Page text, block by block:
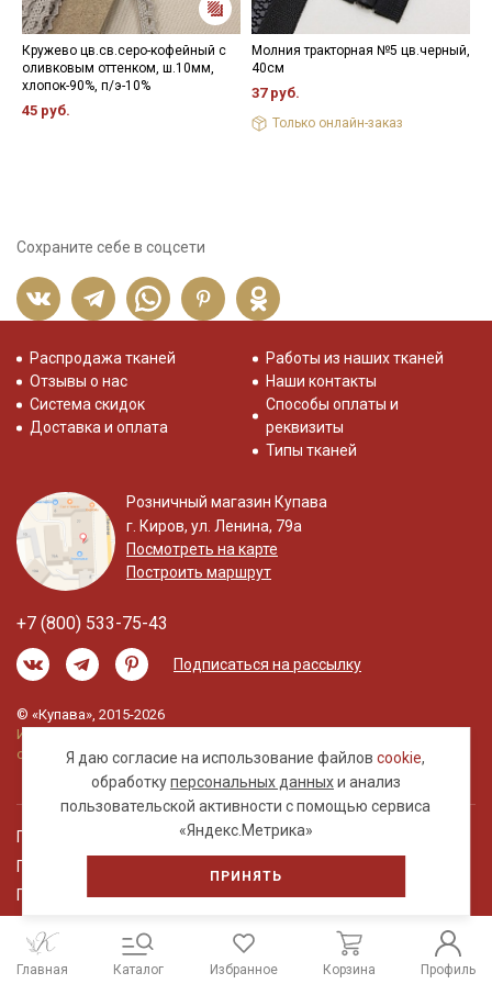
Кружево цв.св.серо-кофейный с
оливковым оттенком, ш.10мм,
хлопок-90%, п/э-10%
45 руб.
Молния тракторная №5 цв.черный,
40см
37 руб.
Только онлайн-заказ
Сохраните себе в соцсети
Я даю согласие на использование файловcookie,
обработкуперсональных данныхи анализ
пользовательской активности с помощью сервиса
«Яндекс.Метрика»
ПРИНЯТЬ
Распродажа тканей
Отзывы о нас
Система скидок
Доставка и оплата
Работы из наших тканей
Наши контакты
Способы оплаты и
реквизиты
Типы тканей
Розничный магазин Купава
г. Киров, ул. Ленина, 79а
Посмотреть на карте
Построить маршрут
+7 (800) 533-75-43
Подписаться на рассылку
© «Купава», 2015-2026
Информация на сайте не является публичной
офертой.
Правовая информация
Политика обработки персональных данных
Пользовательское соглашение
Главная Каталог Избранное Корзина Профиль